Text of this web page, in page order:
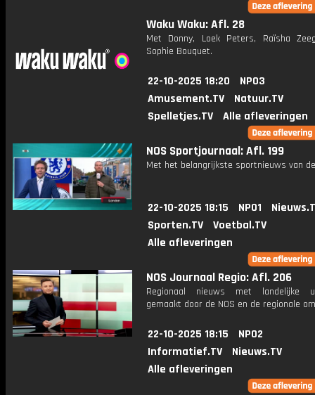
Waku Waku: Afl. 28
Met Donny, Loek Peters, Raïsha
Sophie Bouquet.
22-10-2025 18:20
NPO3
Amusement.TV
Natuur.TV
Spelletjes.TV
Alle afleveringen
NOS Sportjournaal: Afl. 199
Met het belangrijkste sportnieuws van
22-10-2025 18:15 NPO1
Sporten.TV
Voetbal.TV
Alle afleveringen
NOS Journaal Regio: Afl. 206
Regionaal nieuws met landelijke
gemaakt door de NOS en de regionale
22-10-2025 18:15
NPO2
Informatief.TV
Nieuws.TV
Alle afleveringen